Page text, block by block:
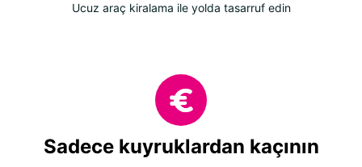
Ucuz araç kiralama ile yolda tasarruf edin
Sadece kuyruklardan kaçının